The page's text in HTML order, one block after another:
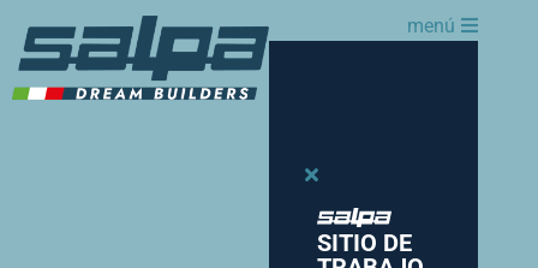
menú
SITIO DE